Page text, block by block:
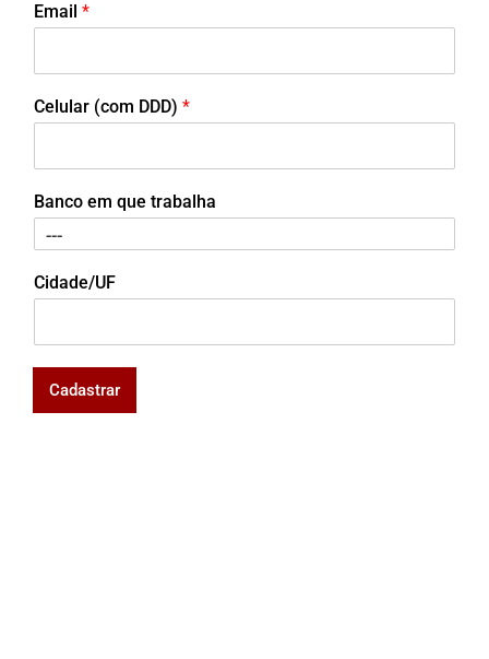
Email *
Celular (com DDD) *
Banco em que trabalha
Cidade/UF
Cadastrar